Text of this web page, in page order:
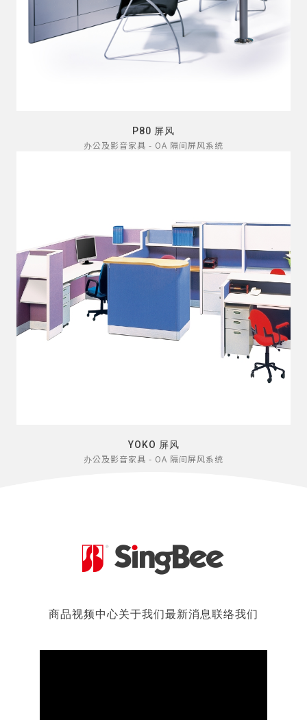
P80 屏风
办公及影音家具 - OA 隔间屏风系统
YOKO 屏风
办公及影音家具 - OA 隔间屏风系统
商品视频中心关于我们最新消息联络我们